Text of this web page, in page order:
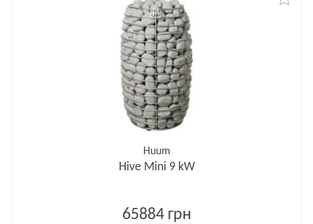
Huum
Hive Mini 9 kW
65884 грн